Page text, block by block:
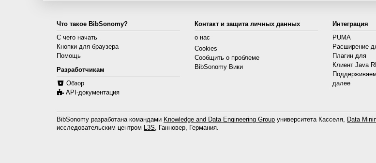
Что такое BibSonomy?
С чего начать
Кнопки для браузера
Помощь
Разработчикам
Обзор
API-документация
Контакт и защита личных данных
о нас
Cookies
Сообщить о проблеме
BibSonomy Вики
Интеграция
PUMA
Расширение
Плагин для
Клиент Java
далее
BibSonomy разработана командами Knowledge and Data Engineering Group университета Касселя, Data
исследовательским центром L3S, Ганновер, Германия.